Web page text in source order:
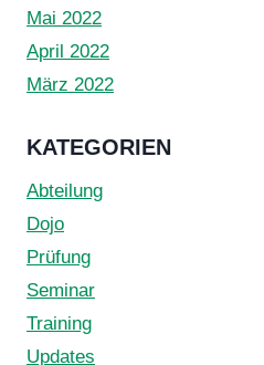
Mai 2022
April 2022
März 2022
KATEGORIEN
Abteilung
Dojo
Prüfung
Seminar
Training
Updates